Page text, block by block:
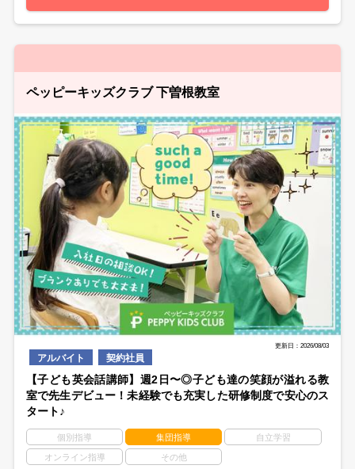
ペッピーキッズクラブ 下曽根教室
更新日：2026/08/03
アルバイト 契約社員
【子ども英会話講師】週2日〜◎子ども達の笑顔が溢れる教
室で先生デビュー！未経験でも充実した研修制度で安心のス
タート♪
個別指導 集団指導 自立学習
オンライン指導 その他